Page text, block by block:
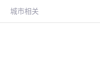
城市相关